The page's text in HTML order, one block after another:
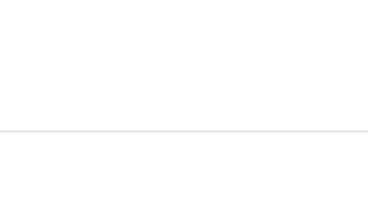
tác nhân gây hại đến từ môi trường và